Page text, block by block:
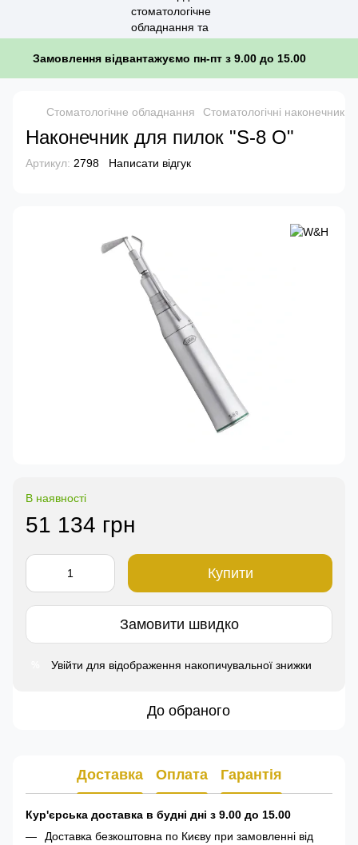
Замовлення відвантажуємо пн-пт з 9.00 до 15.00
Стоматологічне обладнання Стоматологічні наконечники
Наконечник для пилок "S-8 O"
Артикул: 2798 Написати відгук
В наявності
51 134 грн
Купити
Замовити швидко
Увійти для відображення накопичувальної знижки
До обраного
Доставка Оплата Гарантія
Кур'єрська доставка в будні дні з 9.00 до 15.00
Доставка безкоштовна по Києву при замовленні від